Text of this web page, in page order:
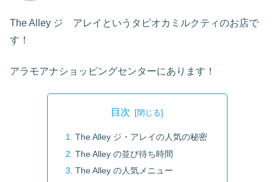
The Alley ジ アレイというタピオカミルクティのお店で
す！
アラモアナショッピングセンターにあります！
目次
The Alley ジ・アレイの人気の秘密
The Alley の並び待ち時間
The Alley の人気メニュー